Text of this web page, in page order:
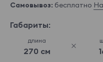
Самовывоз: бесплатно
Габариты:
длина
270 см